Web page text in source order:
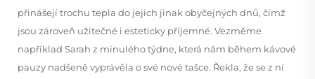
přinášejí trochu tepla do jejich jinak obyčejných dnů, čímž
jsou zároveň užitečné i esteticky příjemné. Vezměme
například Sarah z minulého týdne, která nám během kávové
pauzy nadšeně vyprávěla o své nové tašce. Řekla, že se z ní